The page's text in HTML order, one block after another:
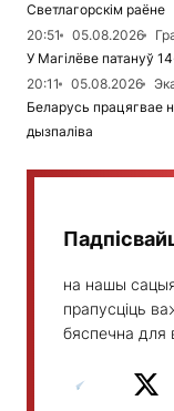
Светлагорскім раёне
20:51
05.08.2026
У Магілёве патануў
20:11
05.08.2026
Беларусь працягвае
дызпаліва
на нашы
прапусціць
бяспечна для